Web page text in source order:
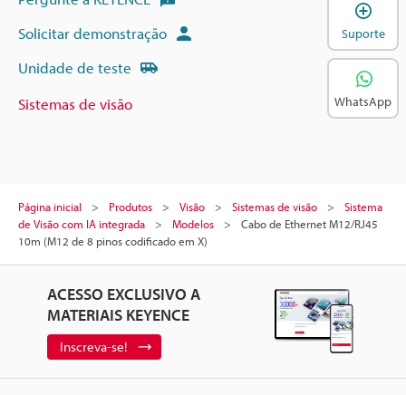
Solicitar demonstração
Unidade de teste
Sistemas de visão
Página inicial Produtos Visão Sistemas de visão
Sistema
de Visão com IA integrada
Modelos
Cabo de Ethernet M12/RJ45
10m (M12 de 8 pinos codificado em X)
ACESSO EXCLUSIVO A
MATERIAIS KEYENCE
Inscreva-se!
Suporte
WhatsApp